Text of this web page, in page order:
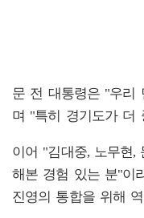
문 전 대통령은 "우리
며 "특히 경기도가 더
이어 "김대중, 노무현,
해본 경험 있는 분"이
진영의 통합을 위해